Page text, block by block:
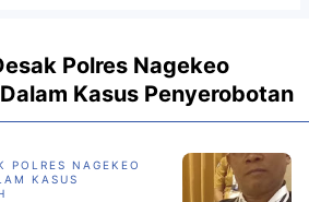
Polres Nagekeo
Kasus Penyerobotan
POLRES NAGEKEO
KASUS